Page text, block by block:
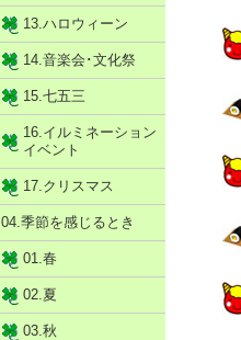
13.ハロウィーン
14.音楽会･文化祭
15.七五三
16.イルミネーション
イベント
17.クリスマス
04.季節を感じるとき
01.春
02.夏
03.秋